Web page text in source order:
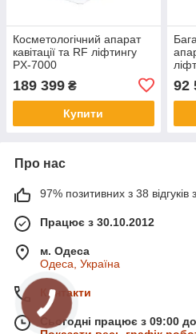
Косметологічний апарат
кавітації та RF ліфтингу
PX-7000
189 399 ₴
Купити
92
Про нас
97% позитивних з 38 відгуків
Працює з 30.10.2012
м. Одеса
Одеса, Україна
Контакти
Сьогодні працює з 09:00